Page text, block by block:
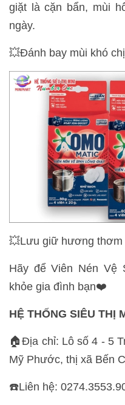
giặt là cặn bẩn, mùi
ngày.
💥Đánh bay mùi khó
💥Lưu giữ hương thơm
Hãy để Viên Nén Vệ
khỏe gia đình bạn❤️
HỆ THỐNG SIÊU THỊ
🏠Địa chỉ: Lô số 4 - 5
Mỹ Phước, thị xã Bến
☎️Liên hệ: